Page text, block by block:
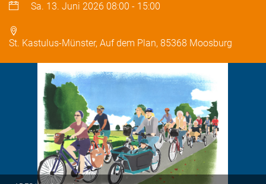
Sa. 13. Juni 2026 08:00 - 15:00
St. Kastulus-Münster, Auf dem Plan, 85368 Moosburg